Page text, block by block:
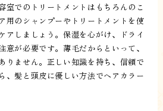
室でのトリートメントはもちろんのこ
用のシャンプーやトリートメントを使
アしましょう。保湿を心がけ、ドライ
意が必要です。薄毛だからといって、
りません。正しい知識を持ち、信頼で
、髪と頭皮に優しい方法でヘアカラー